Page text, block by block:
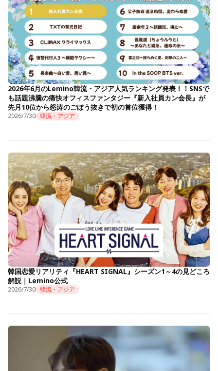
2026年6月のLemino韓流・アジア人気ランキング発表！！SNSで
も話題沸騰の痛快オフィスファンタジー『新入社員カン会長』が
先月10位から怒涛のごぼう抜きで初の首位獲得！
2026/7/30 韓流・アジア
韓国恋愛リアリティ『HEART SIGNAL』シーズン1～4の見どころ
解説｜Lemino公式
2026/7/30 韓流・アジア